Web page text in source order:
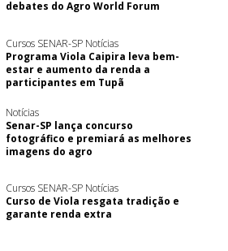
debates do Agro World Forum
Cursos SENAR-SP Notícias
Programa Viola Caipira leva bem-
estar e aumento da renda a
participantes em Tupã
Notícias
Senar-SP lança concurso
fotográfico e premiará as melhores
imagens do agro
Cursos SENAR-SP Notícias
Curso de Viola resgata tradição e
garante renda extra